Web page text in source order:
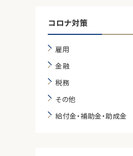
コロナ対策
雇用
金融
税務
その他
給付金・補助金・助成金